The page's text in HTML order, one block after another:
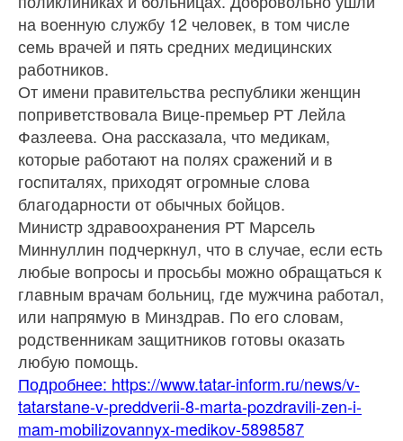
на военную службу 12 человек, в том числе
семь врачей и пять средних медицинских
работников.
От имени правительства республики женщин
поприветствовала Вице-премьер РТ Лейла
Фазлеева. Она рассказала, что медикам,
которые работают на полях сражений и в
госпиталях, приходят огромные слова
благодарности от обычных бойцов.
Министр здравоохранения РТ Марсель
Миннуллин подчеркнул, что в случае, если есть
любые вопросы и просьбы можно обращаться к
главным врачам больниц, где мужчина работал,
или напрямую в Минздрав. По его словам,
родственникам защитников готовы оказать
любую помощь.
Подробнее: https://www.tatar-inform.ru/news/v-
tatarstane-v-preddverii-8-marta-pozdravili-zen-i-
mam-mobilizovannyx-medikov-5898587